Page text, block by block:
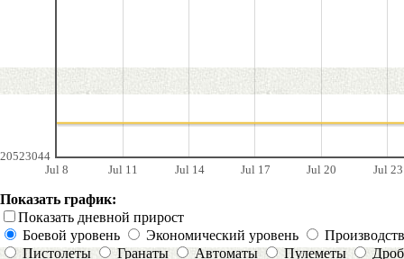
Jul 8 Jul 11 Jul 14 Jul 17 Jul 20 Jul 23
20523044
Показать график:
Показать дневной прирост
Боевой уровень
Экономический уровень
Пистолеты
Гранаты Автоматы Пулеметы